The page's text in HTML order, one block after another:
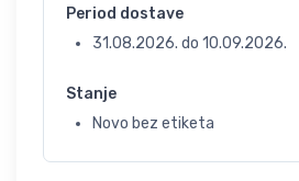
Period dostave
31.08.2026. do 10.09.2026.
Stanje
Novo bez etiketa